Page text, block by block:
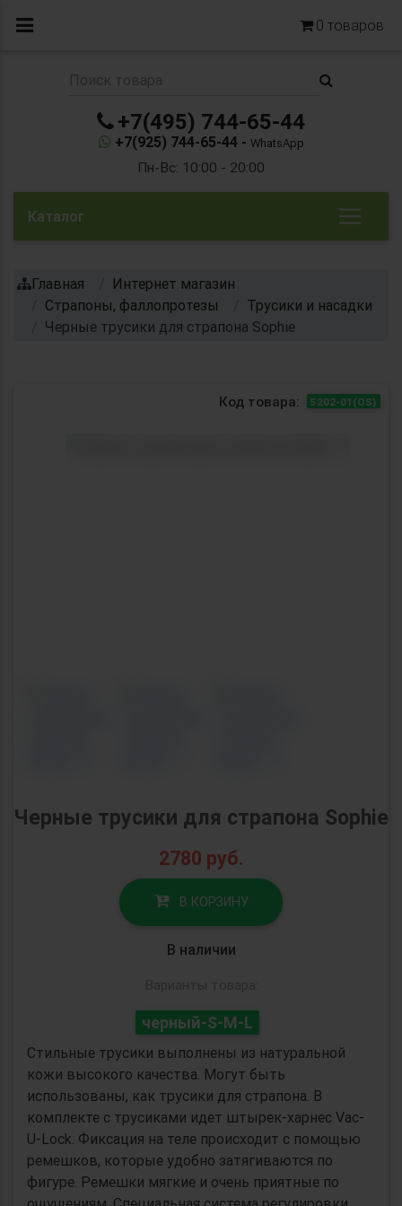
0 товаров
+7(495) 744-65-44
+7(925) 744-65-44 - WhatsApp
Пн-Вс: 10:00 - 20:00
Каталог
Главная
Интернет магазин
Страпоны, фаллопротезы
Трусики и насадки
Черные трусики для страпона Sophie
Код товара: 5202-01(OS)
Черные трусики для страпона Sophie
2780 руб.
В КОРЗИНУ
В наличии
черный-S-M-L
Стильные трусики выполнены из натуральной
кожи высокого качества. Могут быть
использованы, как трусики для страпона. В
комплекте с трусиками идет штырек-харнес Vac-
U-Lock. Фиксация на теле происходит с помощью
ремешков, которые удобно затягиваются по
фигуре. Ремешки мягкие и очень приятные по